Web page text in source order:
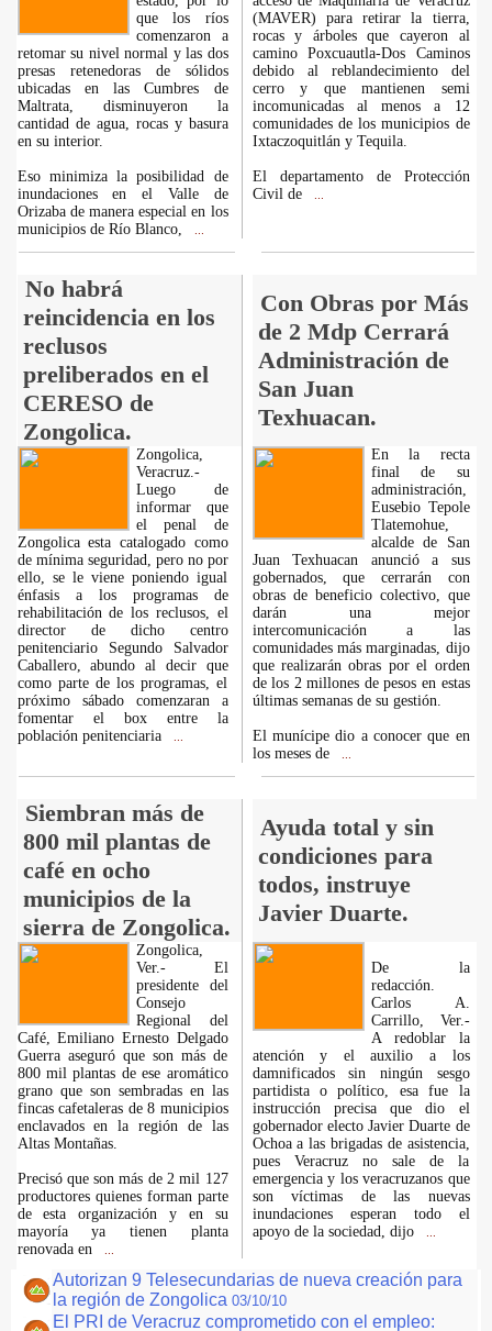
que los ríos
comenzaron a
retomar su nivel normal y las dos
presas retenedoras de sólidos
ubicadas en las Cumbres de
Maltrata, disminuyeron la
cantidad de agua, rocas y basura
en su interior.
Eso minimiza la posibilidad de
inundaciones en el Valle de
Orizaba de manera especial en los
municipios de Río Blanco,
(MAVER) para retirar la tierra,
rocas y árboles que cayeron al
camino Poxcuautla-Dos Caminos
debido al reblandecimiento del
cerro y que mantienen semi
incomunicadas al menos a 12
comunidades de los municipios de
Ixtaczoquitlán y Tequila.
El departamento de Protección
Civil de
No habrá
reincidencia en los
reclusos
preliberados en el
CERESO de
Zongolica.
Con Obras por Más
de 2 Mdp Cerrará
Administración de
San Juan
Texhuacan.
Zongolica,
Veracruz.-
Luego de
informar que
el penal de
Zongolica esta catalogado como
de mínima seguridad, pero no por
ello, se le viene poniendo igual
énfasis a los programas de
rehabilitación de los reclusos, el
director de dicho centro
penitenciario Segundo Salvador
Caballero, abundo al decir que
como parte de los programas, el
próximo sábado comenzaran a
fomentar el box entre la
población penitenciaria
En la recta
final de su
administración,
Eusebio Tepole
Tlatemohue,
alcalde de San
Juan Texhuacan anunció a sus
gobernados, que cerrarán con
obras de beneficio colectivo, que
darán una mejor
intercomunicación a las
comunidades más marginadas, dijo
que realizarán obras por el orden
de los 2 millones de pesos en estas
últimas semanas de su gestión.
El munícipe dio a conocer que en
los meses de
Siembran más de
800 mil plantas de
café en ocho
municipios de la
sierra de Zongolica.
Ayuda total y sin
condiciones para
todos, instruye
Javier Duarte.
Zongolica,
Ver.- El
presidente del
Consejo
Regional del
Café, Emiliano Ernesto Delgado
Guerra aseguró que son más de
800 mil plantas de ese aromático
grano que son sembradas en las
fincas cafetaleras de 8 municipios
enclavados en la región de las
Altas Montañas.
Precisó que son más de 2 mil 127
productores quienes forman parte
de esta organización y en su
mayoría ya tienen planta
renovada en
De la
redacción.
Carlos A.
Carrillo, Ver.-
A redoblar la
atención y el auxilio a los
damnificados sin ningún sesgo
partidista o político, esa fue la
instrucción precisa que dio el
gobernador electo Javier Duarte de
Ochoa a las brigadas de asistencia,
pues Veracruz no sale de la
emergencia y los veracruzanos que
son víctimas de las nuevas
inundaciones esperan todo el
apoyo de la sociedad, dijo
Autorizan 9 Telesecundarias de nueva creación para
la región de Zongolica 03/10/10
El PRI de Veracruz comprometido con el empleo: